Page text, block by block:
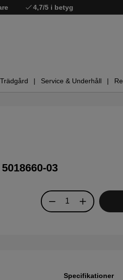
4,7/5 i betyg
Service & Underhåll
03
Specifikationer